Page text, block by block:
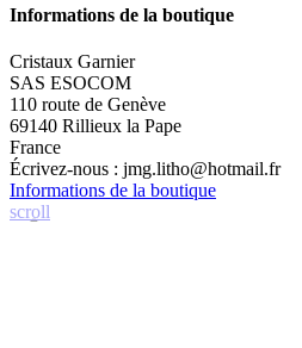
Informations de la boutique
Cristaux Garnier
SAS ESOCOM
110 route de Genève
69140 Rillieux la Pape
France
Écrivez-nous : jmg.litho@hotmail.fr
Informations de la boutique
scroll